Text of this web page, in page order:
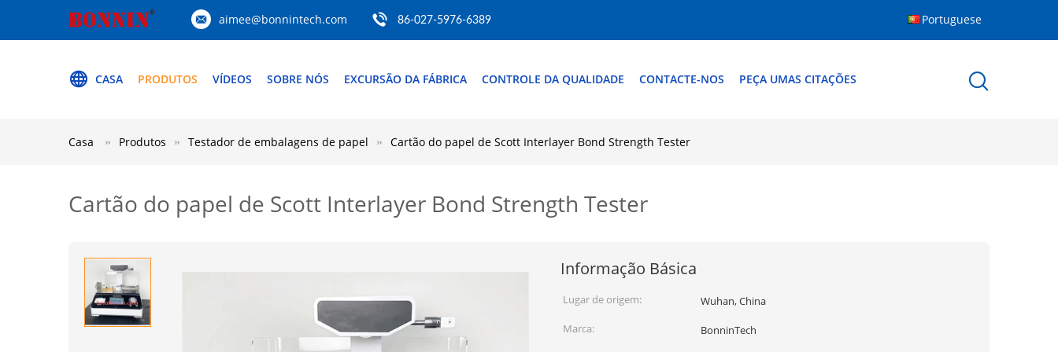
aimee@bonnintech.com 86-027-5976-6389 Portuguese
CASA PRODUTOS VÍDEOS SOBRE NÓS EXCURSÃO DA FÁBRICA CONTROLE DA QUALIDADE CONTACTE-NOS PEÇA UMAS CITAÇÕES
Casa Produtos Testador de embalagens de papel Cartão do papel de Scott Interlayer Bond Strength Tester
Cartão do papel de Scott Interlayer Bond Strength Tester
Informação Básica
Lugar de origem:
Wuhan, China
Marca:
BonninTech